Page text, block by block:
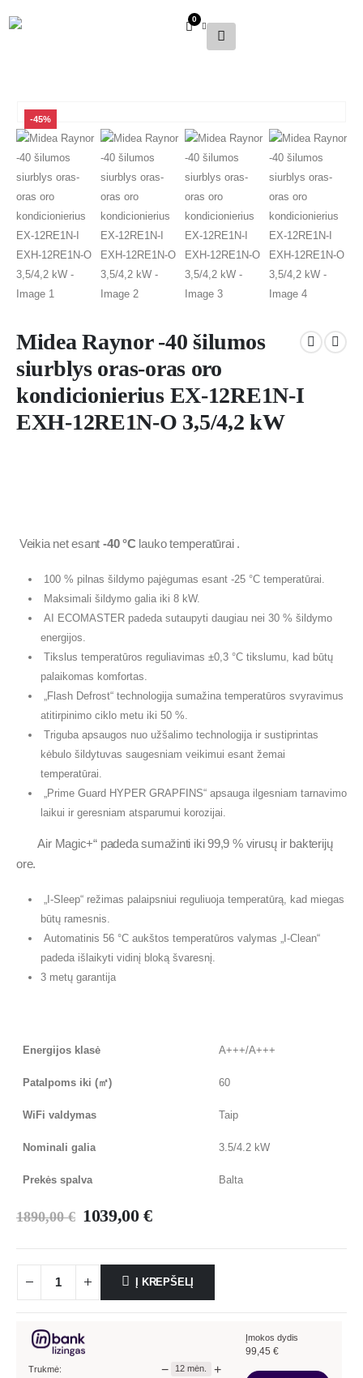
0
-45%
Midea Raynor -40 šilumos
siurblys oras-oras oro
kondicionierius EX-12RE1N-I
EXH-12RE1N-O 3,5/4,2 kW
Veikia net esant -40 °C lauko temperatūrai .
100 % pilnas šildymo pajėgumas esant -25 °C temperatūrai.
Maksimali šildymo galia iki 8 kW.
AI ECOMASTER padeda sutaupyti daugiau nei 30 % šildymo
energijos.
Tikslus temperatūros reguliavimas ±0,3 °C tikslumu, kad būtų
palaikomas komfortas.
„Flash Defrost“ technologija sumažina temperatūros svyravimus
atitirpinimo ciklo metu iki 50 %.
Triguba apsaugos nuo užšalimo technologija ir sustiprintas
kėbulo šildytuvas saugesniam veikimui esant žemai
temperatūrai.
„Prime Guard HYPER GRAPFINS“ apsauga ilgesniam tarnavimo
laikui ir geresniam atsparumui korozijai.
Air Magic+“ padeda sumažinti iki 99,9 % virusų ir bakterijų
ore.
„I-Sleep“ režimas palaipsniui reguliuoja temperatūrą, kad miegas
būtų ramesnis.
Automatinis 56 °C aukštos temperatūros valymas „I-Clean“
padeda išlaikyti vidinį bloką švaresnį.
3 metų garantija
Energijos klasė A+++/A+++
Patalpoms iki (㎡) 60
WiFi valdymas Taip
Nominali galia 3.5/4.2 kW
Prekės spalva Balta
1890,00€ 1039,00 €
Į KREPŠELĮ
Trukmė: − 12 mėn. +
Įmokos dydis
99,45 €